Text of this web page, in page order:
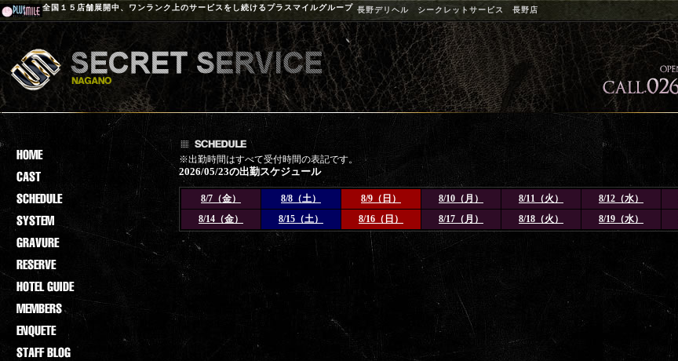
全国１５店舗展開中、ワンランク上のサービスをし続けるプラスマイルグループ 長野デリヘル シークレットサービス 長野店
※出勤時間はすべて受付時間の表記です。
2026/05/23の出勤スケジュール
8/7（金） 8/8（土） 8/9（日） 8/10（月） 8/11（火） 8/12（水）
8/14（金）
8/15（土） 8/16（日） 8/17（月） 8/18（火） 8/19（水）
登録されておりません。